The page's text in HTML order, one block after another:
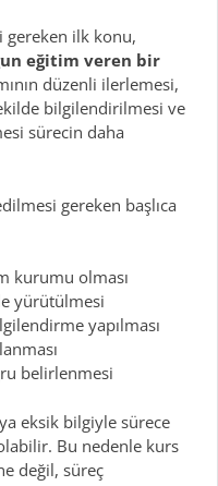
gereken ilk konu,
eğitim veren bir
düzenli ilerlemesi,
bilgilendirilmesi ve
sürecin daha
gereken başlıca
kurumu olması
yürütülmesi
yapılması
belirlenmesi
eksik bilgiyle sürece
Bu nedenle kurs
değil, süreç